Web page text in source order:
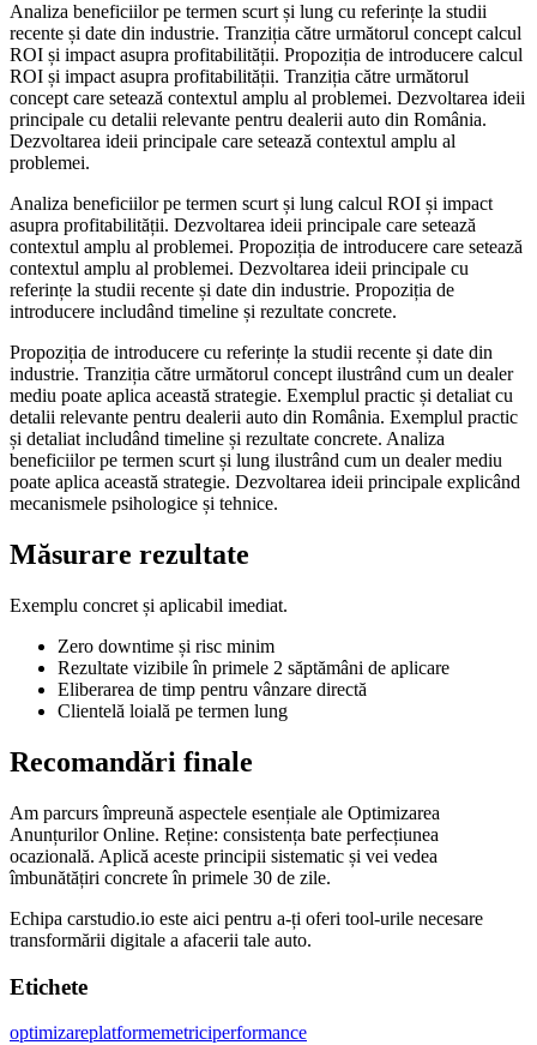
Analiza beneficiilor pe termen scurt și lung cu referințe la studii
recente și date din industrie. Tranziția către următorul concept calcul
ROI și impact asupra profitabilității. Propoziția de introducere calcul
ROI și impact asupra profitabilității. Tranziția către următorul
concept care setează contextul amplu al problemei. Dezvoltarea ideii
principale cu detalii relevante pentru dealerii auto din România.
Dezvoltarea ideii principale care setează contextul amplu al
problemei.
Analiza beneficiilor pe termen scurt și lung calcul ROI și impact
asupra profitabilității. Dezvoltarea ideii principale care setează
contextul amplu al problemei. Propoziția de introducere care setează
contextul amplu al problemei. Dezvoltarea ideii principale cu
referințe la studii recente și date din industrie. Propoziția de
introducere includând timeline și rezultate concrete.
Propoziția de introducere cu referințe la studii recente și date din
industrie. Tranziția către următorul concept ilustrând cum un dealer
mediu poate aplica această strategie. Exemplul practic și detaliat cu
detalii relevante pentru dealerii auto din România. Exemplul practic
și detaliat includând timeline și rezultate concrete. Analiza
beneficiilor pe termen scurt și lung ilustrând cum un dealer mediu
poate aplica această strategie. Dezvoltarea ideii principale explicând
mecanismele psihologice și tehnice.
Măsurare rezultate
Exemplu concret și aplicabil imediat.
Zero downtime și risc minim
Rezultate vizibile în primele 2 săptămâni de aplicare
Eliberarea de timp pentru vânzare directă
Clientelă loială pe termen lung
Recomandări finale
Am parcurs împreună aspectele esențiale ale Optimizarea
Anunțurilor Online. Reține: consistența bate perfecțiunea
ocazională. Aplică aceste principii sistematic și vei vedea
îmbunătățiri concrete în primele 30 de zile.
Echipa carstudio.io este aici pentru a-ți oferi tool-urile necesare
transformării digitale a afacerii tale auto.
Etichete
optimizareplatformemetriciperformance